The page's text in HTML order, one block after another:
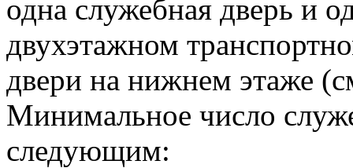
одна служебная дверь и
двухэтажном
двери на нижнем этаже
Минимальное число
следующим: